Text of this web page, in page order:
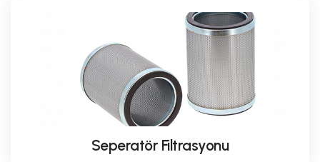
Seperatör Filtrasyonu